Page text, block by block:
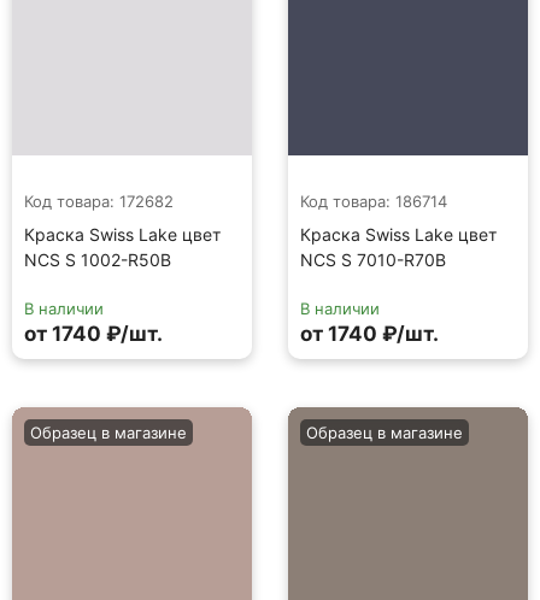
Код товара: 172682
Краска Swiss Lake цвет
NCS S 1002-R50B
В наличии
от 1740 ₽/шт.
Код товара: 186714
Краска Swiss Lake цвет
NCS S 7010-R70B
В наличии
от 1740 ₽/шт.
Образец в магазине Образец в магазине